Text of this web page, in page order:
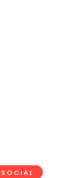
SOCIAL